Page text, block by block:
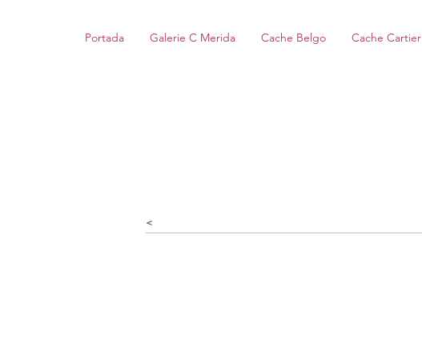
Portada Galerie C Merida Cache Belgo Cache Cartier
<